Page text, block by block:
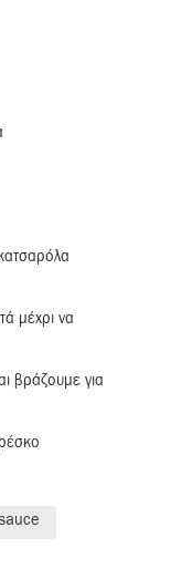
μέχρι να
βράζουμε για